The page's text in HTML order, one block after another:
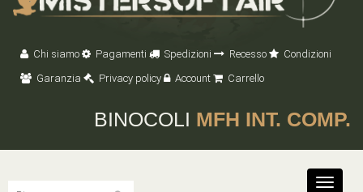
Chi siamo Pagamenti Spedizioni Recesso
Condizioni
Garanzia
Privacy policy Account Carrello
BINOCOLI MFH INT. COMP.
Toggle